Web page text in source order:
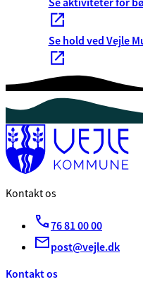
Se hold ved Vejle
Kontakt os
76 81 00 00
post@vejle.dk
Kontakt os